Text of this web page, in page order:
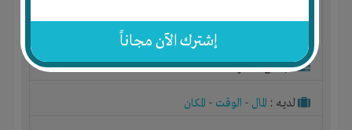
إشترك الآن مجاناً
الجنس : ذكر
لديـه : المال - الوقت - المكان